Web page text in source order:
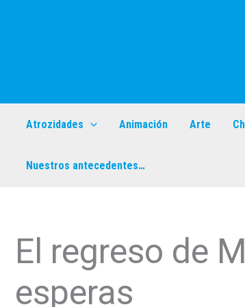
Atrozidades Animación Arte
Nuestros antecedentes…
El regreso de
esperas